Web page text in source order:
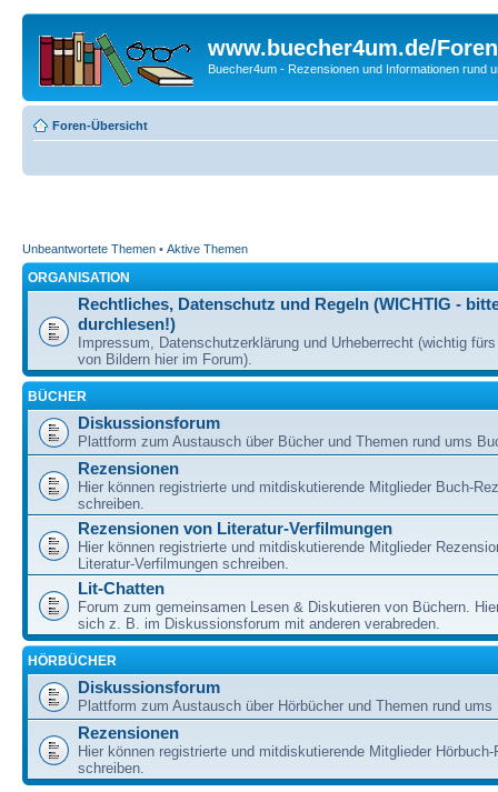
www.buecher4um.de/Foren
Buecher4um - Rezensionen und Informationen rund
Foren-Übersicht
Unbeantwortete Themen • Aktive Themen
ORGANISATION
Rechtliches, Datenschutz und Regeln (WICHTIG -
durchlesen!)
Impressum, Datenschutzerklärung und Urheberrecht (wichtig
von Bildern hier im Forum).
BÜCHER
Diskussionsforum
Plattform zum Austausch über Bücher und Themen rund ums
Rezensionen
Hier können registrierte und mitdiskutierende Mitglieder Buch-
schreiben.
Rezensionen von Literatur-Verfilmungen
Hier können registrierte und mitdiskutierende Mitglieder
Literatur-Verfilmungen schreiben.
Lit-Chatten
Forum zum gemeinsamen Lesen & Diskutieren von Büchern.
sich z. B. im Diskussionsforum mit anderen verabreden.
HÖRBÜCHER
Diskussionsforum
Plattform zum Austausch über Hörbücher und Themen rund ums
Rezensionen
Hier können registrierte und mitdiskutierende Mitglieder Hörbuch-
schreiben.